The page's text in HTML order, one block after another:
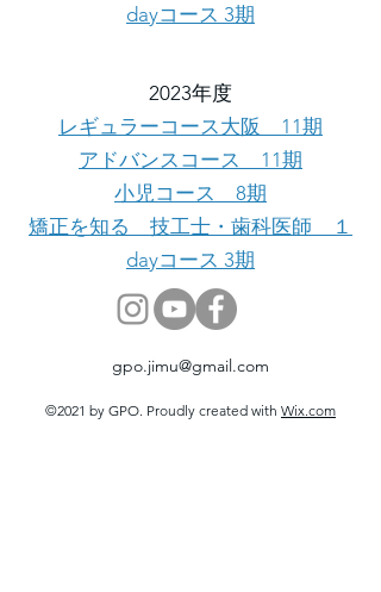
dayコース 3期
2023年度
レギュラーコース大阪 11期
アドバンスコース 11期
小児コース 8期
矯正を知る 技工士・歯科医師 １
dayコース 3期
gpo.jimu@gmail.com
©2021 by GPO. Proudly created with Wix.com